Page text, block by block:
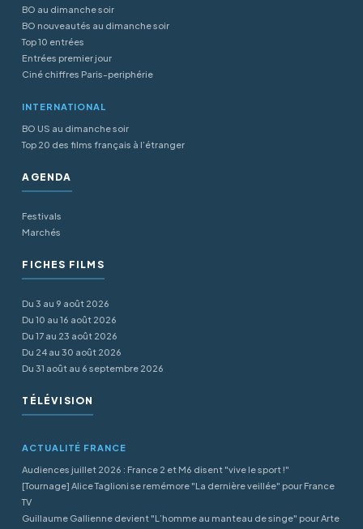
BO au dimanche soir
BO nouveautés au dimanche soir
Top 10 entrées
Entrées premier jour
Ciné chiffres Paris-periphérie
INTERNATIONAL
BO US au dimanche soir
Top 20 des films français à l’étranger
AGENDA
Festivals
Marchés
FICHES FILMS
Du 3 au 9 août 2026
Du 10 au 16 août 2026
Du 17 au 23 août 2026
Du 24 au 30 août 2026
Du 31 août au 6 septembre 2026
TÉLÉVISION
ACTUALITÉ FRANCE
Audiences juillet 2026 : France 2 et M6 disent "vive le sport !"
[Tournage] Alice Taglioni se remémore "La dernière veillée" pour France
TV
Guillaume Gallienne devient "L’homme au manteau de singe" pour Arte